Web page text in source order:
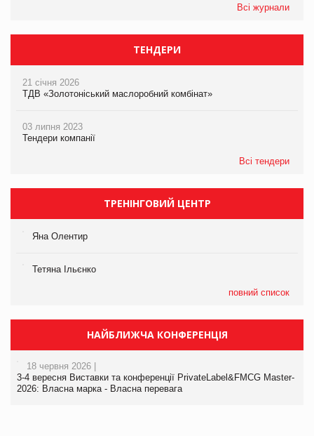
Всі журнали
ТЕНДЕРИ
21 січня 2026
ТДВ «Золотоніський маслоробний комбінат»
03 липня 2023
Тендери компанії
Всі тендери
ТРЕНІНГОВИЙ ЦЕНТР
Яна Олентир
Тетяна Ільєнко
повний список
НАЙБЛИЖЧА КОНФЕРЕНЦІЯ
18 червня 2026 |
3-4 вересня Виставки та конференції PrivateLabel&FMCG Master-
2026: Власна марка - Власна перевага